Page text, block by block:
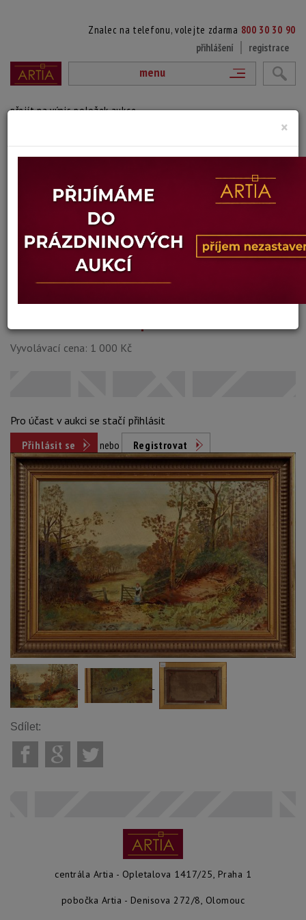
Znalec na telefonu, volejte zdarma 800 30 30 90
přihlášení
registrace
menu
přejít na výpis položek aukce
J. DALBY - ŽENA V LESE
Technika: olej na plátně, datace: 1915
Šířka: 46 cm, výška: 31 cm, rámování: 39 x 55 cm
Konec dražby:08.07.2026 20:09 SELČ
Vyvolávací cena: 1 000 Kč
Pro účast v aukci se stačí přihlásit
Přihlásit se
nebo Registrovat
Sdílet:
centrála Artia - Opletalova 1417/25, Praha 1
pobočka Artia - Denisova 272/8, Olomouc
×